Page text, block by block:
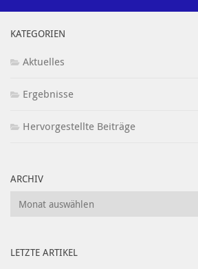
KATEGORIEN
Aktuelles
Ergebnisse
Hervorgestellte Beiträge
ARCHIV
Archiv
LETZTE ARTIKEL